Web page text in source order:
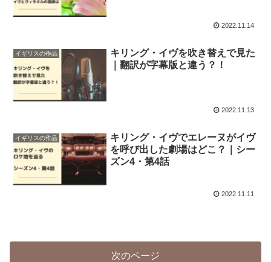
2022.11.14
イギリスの作品
キリング・イヴを吹き替えで見た
｜翻訳が字幕版と違う？！
2022.11.13
イギリスの作品
キリング・イヴでエレーヌがイヴ
を呼び出した劇場はどこ？｜シー
ズン4・第4話
2022.11.11
次のページ